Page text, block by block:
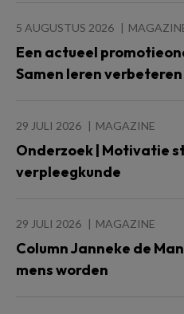
5 AUGUSTUS 2026
Een actueel
Samen leren verbeteren
29 JULI 2026 MAGAZINE
Onderzoek | Motivatie
verpleegkunde
29 JULI 2026 MAGAZINE
Column Janneke de
mens worden